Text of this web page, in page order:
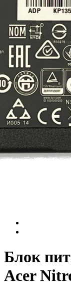
Блок
Acer